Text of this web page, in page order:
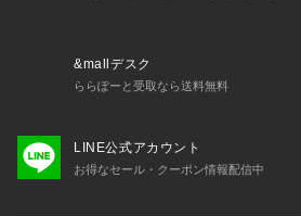
&mallデスク
ららぽーと受取なら送料無料
LINE公式アカウント
お得なセール・クーポン情報配信中